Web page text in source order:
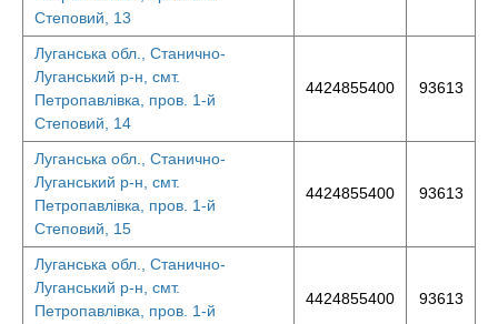
Степовий, 13
Луганська обл., Станично-
Луганський р-н, смт.
Петропавлівка, пров. 1-й
Степовий, 14
4424855400 93613
Луганська обл., Станично-
Луганський р-н, смт.
Петропавлівка, пров. 1-й
Степовий, 15
4424855400 93613
Луганська обл., Станично-
Луганський р-н, смт.
Петропавлівка, пров. 1-й
4424855400 93613